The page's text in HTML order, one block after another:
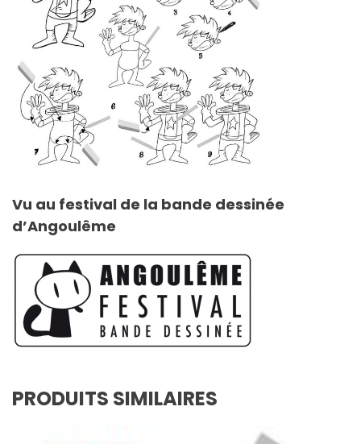
Vu au festival de la bande dessinée
d’Angoulême
PRODUITS SIMILAIRES